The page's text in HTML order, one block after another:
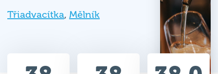
Třiadvacítka, Mělník